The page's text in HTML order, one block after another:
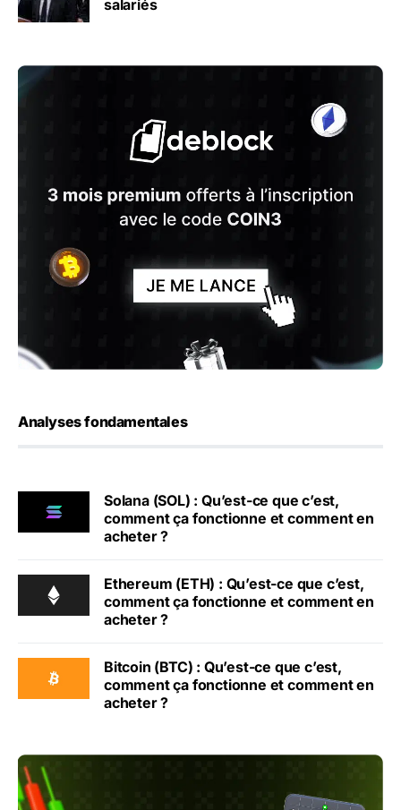
salariés
Analyses fondamentales
Solana (SOL) : Qu’est-ce que c’est,
comment ça fonctionne et comment en
acheter ?
Ethereum (ETH) : Qu’est-ce que c’est,
comment ça fonctionne et comment en
acheter ?
Bitcoin (BTC) : Qu’est-ce que c’est,
comment ça fonctionne et comment en
acheter ?